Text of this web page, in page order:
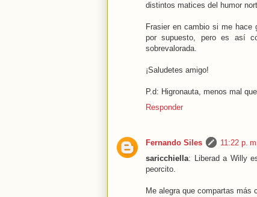
distintos matices del humor
Frasier en cambio si me hace
por supuesto, pero es así
sobrevalorada.
¡Saludetes amigo!
P.d: Higronauta, menos mal
Responder
Fernando Siles
11:22 p.
saricchiella: Liberad a Willy
peorcito.
Me alegra que compartas más